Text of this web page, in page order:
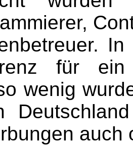
für ein
wenig
auch